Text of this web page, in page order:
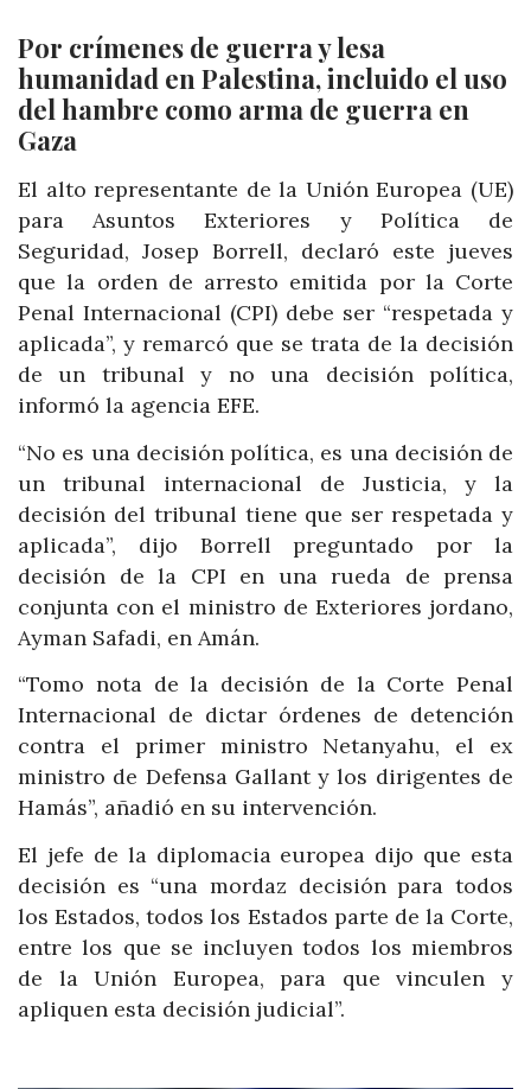
Por crímenes de guerra y lesa
humanidad en Palestina, incluido el uso
del hambre como arma de guerra en
Gaza
El alto representante de la Unión Europea (UE)
para Asuntos Exteriores y Política de
Seguridad, Josep Borrell, declaró este jueves
que la orden de arresto emitida por la Corte
Penal Internacional (CPI) debe ser “respetada y
aplicada”, y remarcó que se trata de la decisión
de un tribunal y no una decisión política,
informó la agencia EFE.
“No es una decisión política, es una decisión de
un tribunal internacional de Justicia, y la
decisión del tribunal tiene que ser respetada y
aplicada”, dijo Borrell preguntado por la
decisión de la CPI en una rueda de prensa
conjunta con el ministro de Exteriores jordano,
Ayman Safadi, en Amán.
“Tomo nota de la decisión de la Corte Penal
Internacional de dictar órdenes de detención
contra el primer ministro Netanyahu, el ex
ministro de Defensa Gallant y los dirigentes de
Hamás”, añadió en su intervención.
El jefe de la diplomacia europea dijo que esta
decisión es “una mordaz decisión para todos
los Estados, todos los Estados parte de la Corte,
entre los que se incluyen todos los miembros
de la Unión Europea, para que vinculen y
apliquen esta decisión judicial”.